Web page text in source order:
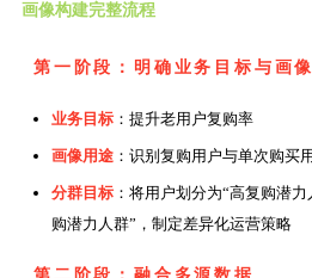
画像构建完整流程
第一阶段：明确业务目标与画
业务目标 ：提升老用户复购率
画像用途 ：识别复购用户与单次购买
分群目标 ：将用户划分为“高复购潜
购潜力人群”，制定差异化运营策略